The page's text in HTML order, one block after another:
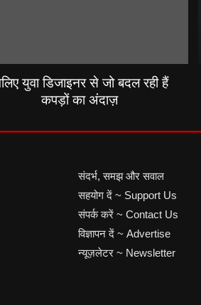
युवा डिजाइनर से जो बदल रही हैं
कपड़ों का अंदाज़
संदर्भ, समझ और सवाल
सहयोग दें ~ Support Us
संपर्क करें ~ Contact Us
विज्ञापन दें ~ Advertise
न्यूज़लेटर ~ Newsletter